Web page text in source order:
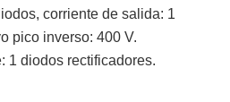
corriente de salida: 1
pico inverso: 400 V.
1 diodos rectificadores.